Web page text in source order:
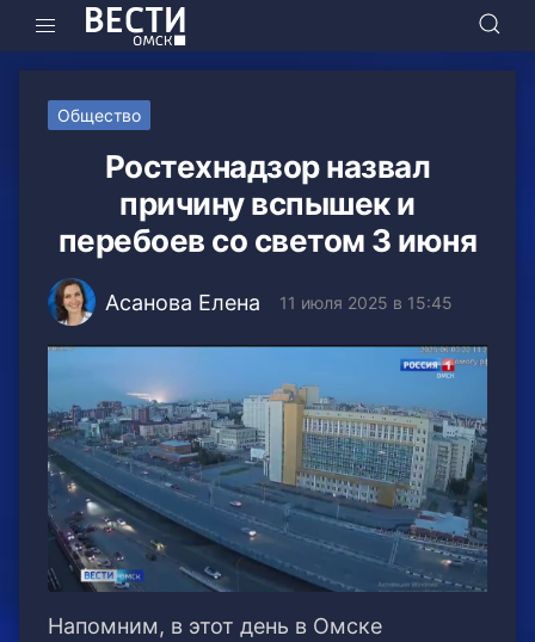
Общество
Ростехнадзор назвал
причину вспышек и
перебоев со светом 3 июня
Асанова Елена 11 июля 2025 в 15:45
Напомним, в этот день в Омске